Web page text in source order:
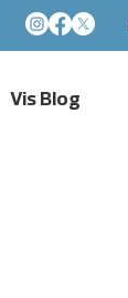
Vis Blog